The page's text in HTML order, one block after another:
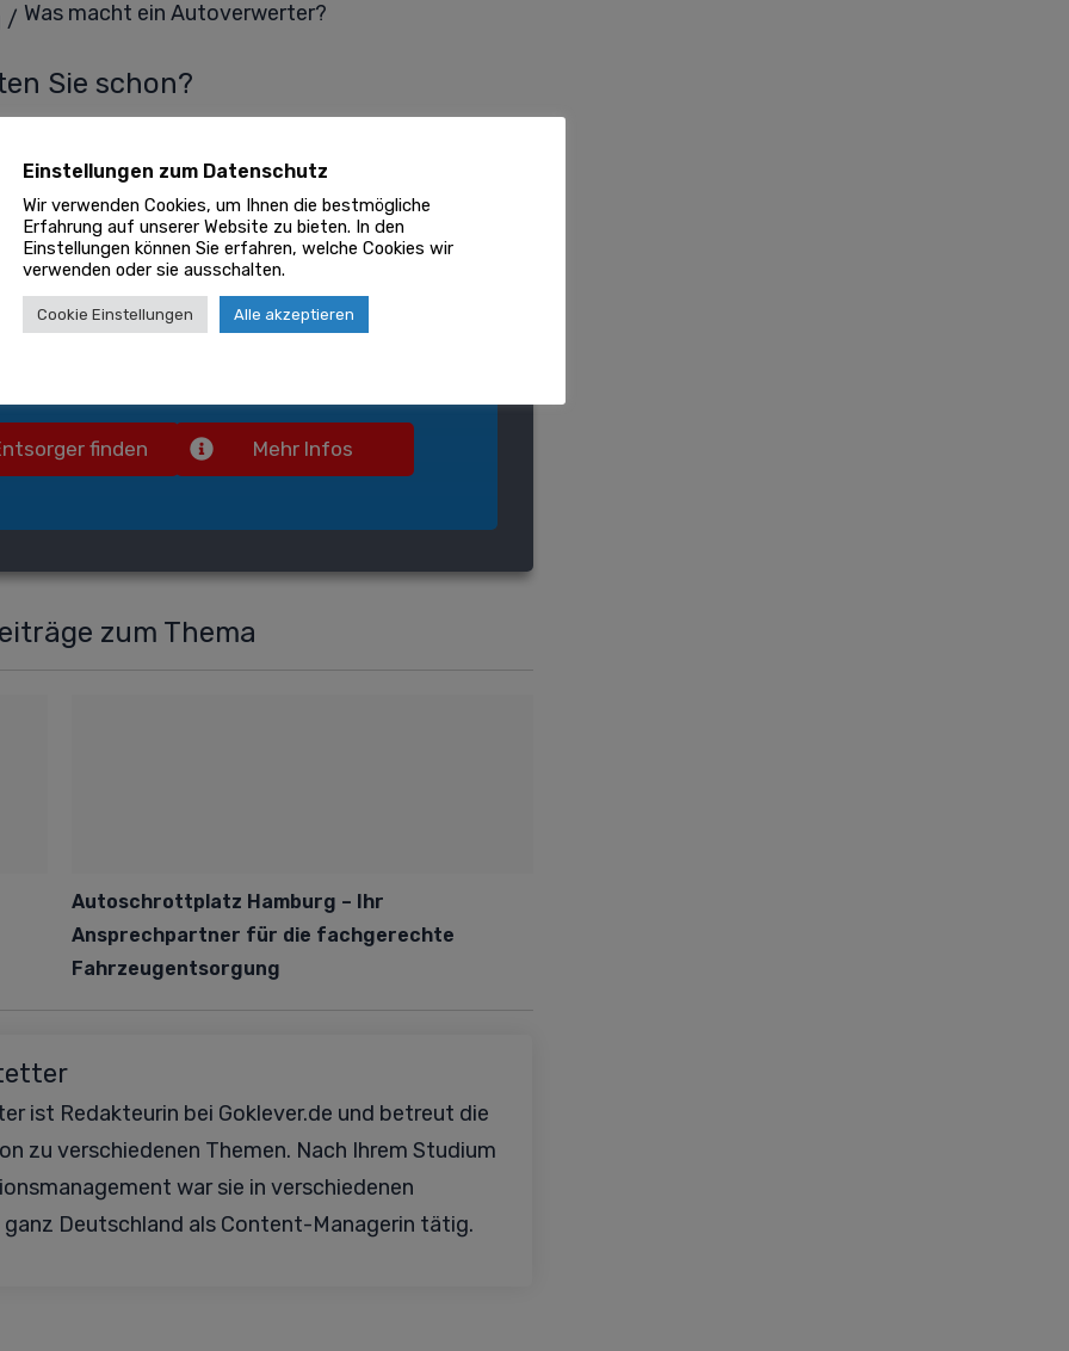
/ Was macht ein Autoverwerter?
Sie schon?
gratis Ihr Fahrzeug!
finden Sie in nur 3 Min. die passende
Jetzt ausprobieren!
finden Mehr Infos
zum Thema
Autoschrottplatz Hamburg – Ihr
Ansprechpartner für die fachgerechte
Fahrzeugentsorgung
ist Redakteurin bei Goklever.de und betreut die
zu verschiedenen Themen. Nach Ihrem Studium
war sie in verschiedenen
ganz Deutschland als Content-Managerin tätig.
Einstellungen zum Datenschutz
Wir verwenden Cookies, um Ihnen die bestmögliche
Erfahrung auf unserer Website zu bieten. In den
Einstellungen können Sie erfahren, welche Cookies wir
verwenden oder sie ausschalten.
Cookie Einstellungen Alle akzeptieren